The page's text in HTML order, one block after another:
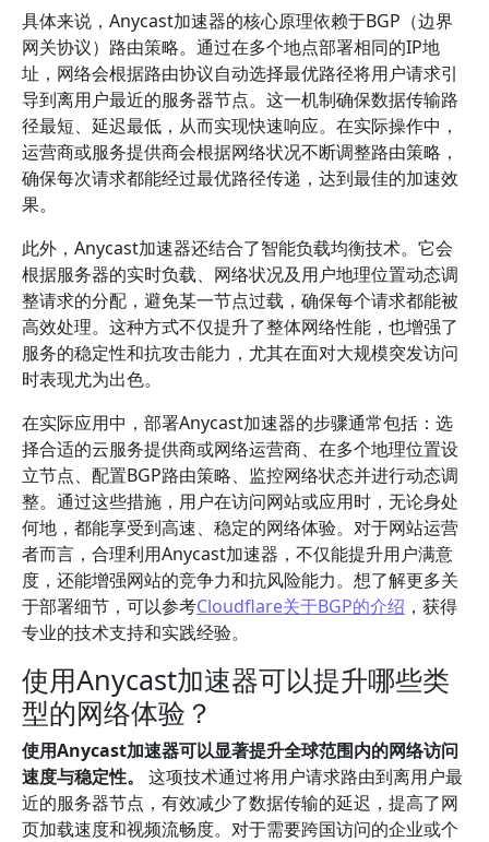
具体来说，Anycast加速器的核心原理依赖于BGP（边界
网关协议）路由策略。通过在多个地点部署相同的IP地
址，网络会根据路由协议自动选择最优路径将用户请求引
导到离用户最近的服务器节点。这一机制确保数据传输路
径最短、延迟最低，从而实现快速响应。在实际操作中，
运营商或服务提供商会根据网络状况不断调整路由策略，
确保每次请求都能经过最优路径传递，达到最佳的加速效
果。
此外，Anycast加速器还结合了智能负载均衡技术。它会
根据服务器的实时负载、网络状况及用户地理位置动态调
整请求的分配，避免某一节点过载，确保每个请求都能被
高效处理。这种方式不仅提升了整体网络性能，也增强了
服务的稳定性和抗攻击能力，尤其在面对大规模突发访问
时表现尤为出色。
在实际应用中，部署Anycast加速器的步骤通常包括：选
择合适的云服务提供商或网络运营商、在多个地理位置设
立节点、配置BGP路由策略、监控网络状态并进行动态调
整。通过这些措施，用户在访问网站或应用时，无论身处
何地，都能享受到高速、稳定的网络体验。对于网站运营
者而言，合理利用Anycast加速器，不仅能提升用户满意
度，还能增强网站的竞争力和抗风险能力。想了解更多关
于部署细节，可以参考Cloudflare关于BGP的介绍 ，获得
专业的技术支持和实践经验。
使用Anycast加速器可以提升哪些类
型的网络体验？
使用Anycast加速器可以显著提升全球范围内的网络访问
速度与稳定性。
这项技术通过将用户请求路由到离用户最
近的服务器节点，有效减少了数据传输的延迟，提高了网
页加载速度和视频流畅度。对于需要跨国访问的企业或个